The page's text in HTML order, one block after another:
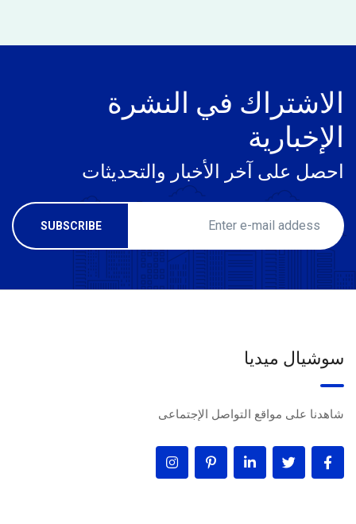
الاشتراك في النشرة
الإخبارية
احصل على آخر الأخبار والتحديثات
سوشيال ميديا
شاهدنا على مواقع التواصل الإجتماعى